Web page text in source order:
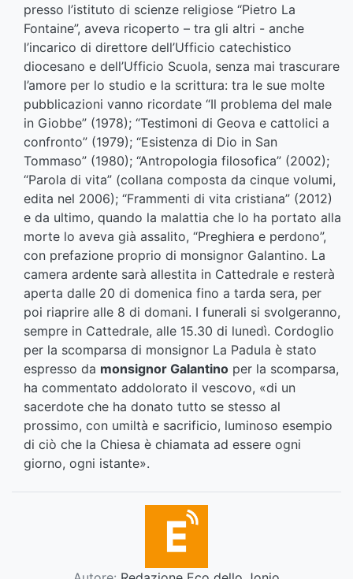
presso l’istituto di scienze religiose “Pietro La
Fontaine”, aveva ricoperto – tra gli altri - anche
l’incarico di direttore dell’Ufficio catechistico
diocesano e dell’Ufficio Scuola, senza mai trascurare
l’amore per lo studio e la scrittura: tra le sue molte
pubblicazioni vanno ricordate “Il problema del male
in Giobbe” (1978); “Testimoni di Geova e cattolici a
confronto” (1979); “Esistenza di Dio in San
Tommaso” (1980); “Antropologia filosofica” (2002);
“Parola di vita” (collana composta da cinque volumi,
edita nel 2006); “Frammenti di vita cristiana” (2012)
e da ultimo, quando la malattia che lo ha portato alla
morte lo aveva già assalito, “Preghiera e perdono”,
con prefazione proprio di monsignor Galantino. La
camera ardente sarà allestita in Cattedrale e resterà
aperta dalle 20 di domenica fino a tarda sera, per
poi riaprire alle 8 di domani. I funerali si svolgeranno,
sempre in Cattedrale, alle 15.30 di lunedì. Cordoglio
per la scomparsa di monsignor La Padula è stato
espresso da monsignor Galantino per la scomparsa,
ha commentato addolorato il vescovo, «di un
sacerdote che ha donato tutto se stesso al
prossimo, con umiltà e sacrificio, luminoso esempio
di ciò che la Chiesa è chiamata ad essere ogni
giorno, ogni istante».